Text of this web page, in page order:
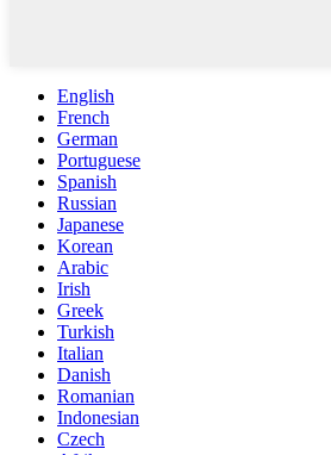
English
French
German
Portuguese
Spanish
Russian
Japanese
Korean
Arabic
Irish
Greek
Turkish
Italian
Danish
Romanian
Indonesian
Czech